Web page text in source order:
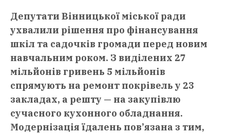
Депутати Вінницької міської ради
ухвалили рішення про фінансування
шкіл та садочків громади перед новим
навчальним роком. З виділених 27
мільйонів гривень 5 мільйонів
спрямують на ремонт покрівель у 23
закладах, а решту — на закупівлю
сучасного кухонного обладнання.
Модернізація їдалень пов’язана з тим,